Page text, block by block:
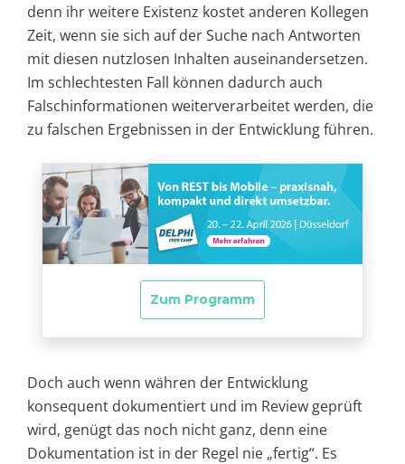
denn ihr weitere Existenz kostet anderen Kollegen
Zeit, wenn sie sich auf der Suche nach Antworten
mit diesen nutzlosen Inhalten auseinandersetzen.
Im schlechtesten Fall können dadurch auch
Falschinformationen weiterverarbeitet werden, die
zu falschen Ergebnissen in der Entwicklung führen.
Doch auch wenn währen der Entwicklung
konsequent dokumentiert und im Review geprüft
wird, genügt das noch nicht ganz, denn eine
Dokumentation ist in der Regel nie „fertig“. Es